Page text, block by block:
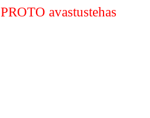
PROTO avastustehas